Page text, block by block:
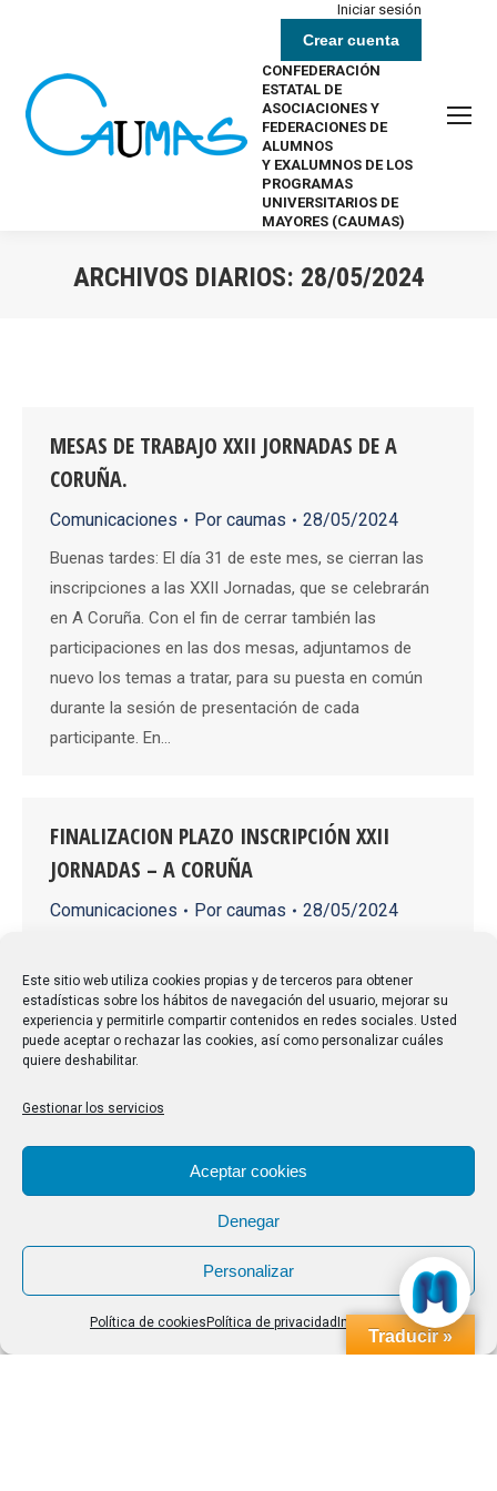
Este sitio web utiliza cookies propias y de terceros para obtener
estadísticas sobre los hábitos de navegación del usuario, mejorar su
experiencia y permitirle compartir contenidos en redes sociales. Usted
puede aceptar o rechazar las cookies, así como personalizar cuáles
quiere deshabilitar.
Gestionar los servicios
Aceptar cookies
Denegar
Personalizar
Política de cookies Política de privacidad Impressum
Iniciar sesión
Crear cuenta
CONFEDERACIÓN
ESTATAL DE
ASOCIACIONES Y
FEDERACIONES DE
ALUMNOS
Y EXALUMNOS DE LOS
PROGRAMAS
UNIVERSITARIOS DE
MAYORES (CAUMAS)
ARCHIVOS DIARIOS: 28/05/2024
MESAS DE TRABAJO XXII JORNADAS DE A
CORUÑA.
Comunicaciones Por caumas 28/05/2024
Buenas tardes: El día 31 de este mes, se cierran las
inscripciones a las XXII Jornadas, que se celebrarán
en A Coruña. Con el fin de cerrar también las
participaciones en las dos mesas, adjuntamos de
nuevo los temas a tratar, para su puesta en común
durante la sesión de presentación de cada
participante. En…
FINALIZACION PLAZO INSCRIPCIÓN XXII
JORNADAS – A CORUÑA
Comunicaciones Por caumas 28/05/2024
desde la organización de las XXII Jornadas
Internacionales sobre Asociacionismo en los
Programas Universitarios de Mayores, a celebrar en A
Coruña, los días 18, 19, 20 y 21 de septiembre.
Saludos cordiales.
Traducir »